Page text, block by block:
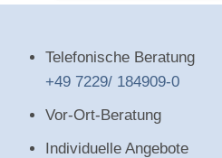
Telefonische Beratung
+49 7229/ 184909-0
Vor-Ort-Beratung
Individuelle Angebote